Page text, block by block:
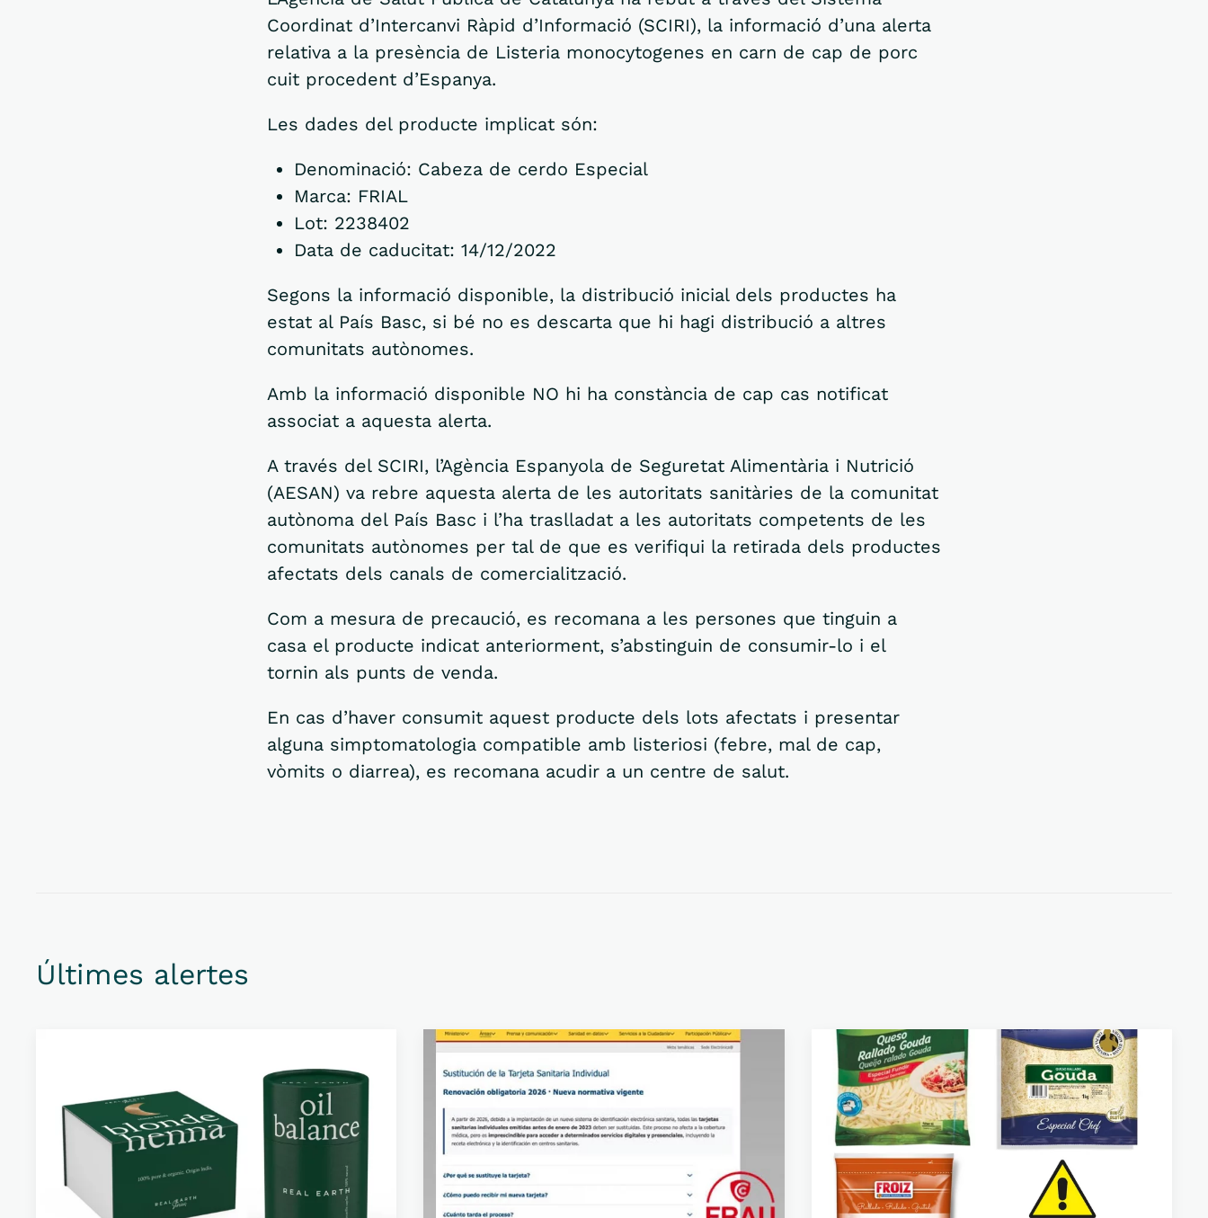
Coordinat d’Intercanvi Ràpid d’Informació (SCIRI), la informació d’una alerta
relativa a la presència de Listeria monocytogenes en carn de cap de porc
cuit procedent d’Espanya.
Les dades del producte implicat són:
Denominació: Cabeza de cerdo Especial
Marca: FRIAL
Lot: 2238402
Data de caducitat: 14/12/2022
Segons la informació disponible, la distribució inicial dels productes ha
estat al País Basc, si bé no es descarta que hi hagi distribució a altres
comunitats autònomes.
Amb la informació disponible NO hi ha constància de cap cas notificat
associat a aquesta alerta.
A través del SCIRI, l’Agència Espanyola de Seguretat Alimentària i Nutrició
(AESAN) va rebre aquesta alerta de les autoritats sanitàries de la comunitat
autònoma del País Basc i l’ha traslladat a les autoritats competents de les
comunitats autònomes per tal de que es verifiqui la retirada dels productes
afectats dels canals de comercialització.
Com a mesura de precaució, es recomana a les persones que tinguin a
casa el producte indicat anteriorment, s’abstinguin de consumir-lo i el
tornin als punts de venda.
En cas d’haver consumit aquest producte dels lots afectats i presentar
alguna simptomatologia compatible amb listeriosi (febre, mal de cap,
vòmits o diarrea), es recomana acudir a un centre de salut.
Últimes alertes